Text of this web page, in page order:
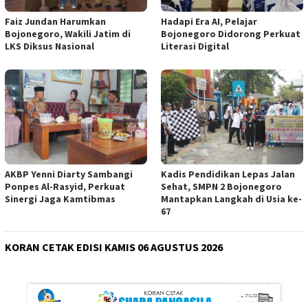
Faiz Jundan Harumkan
Bojonegoro, Wakili Jatim di
LKS Diksus Nasional
Hadapi Era AI, Pelajar
Bojonegoro Didorong Perkuat
Literasi Digital
AKBP Yenni Diarty Sambangi
Ponpes Al-Rasyid, Perkuat
Sinergi Jaga Kamtibmas
Kadis Pendidikan Lepas Jalan
Sehat, SMPN 2 Bojonegoro
Mantapkan Langkah di Usia ke-
67
KORAN CETAK EDISI KAMIS 06 AGUSTUS 2026